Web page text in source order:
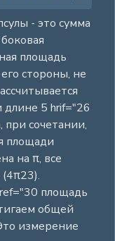
- это сумма
площадь
стороны, не
5 hrif="26
сочетании,
площади
на π, все
площадь
общей
измерение